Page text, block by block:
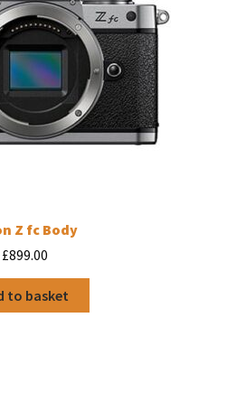
Z fc Body
£899.00
to basket